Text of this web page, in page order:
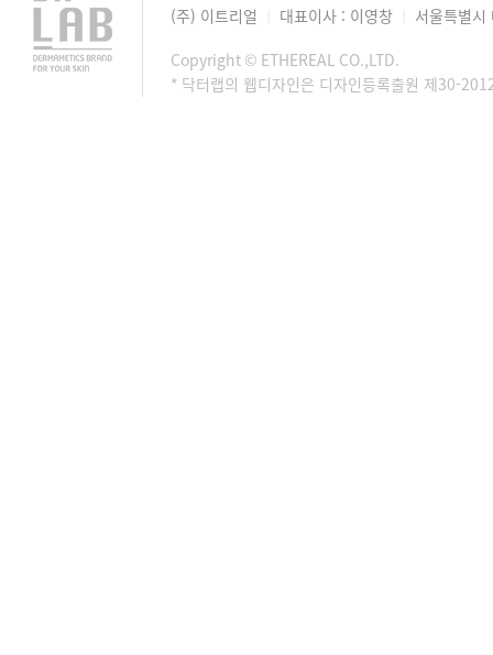
(주) 이트리얼 대표이사 : 이영창 서울특별
Copyright © ETHEREAL CO.,LTD.
* 닥터랩의 웹디자인은 디자인등록출원 제30-